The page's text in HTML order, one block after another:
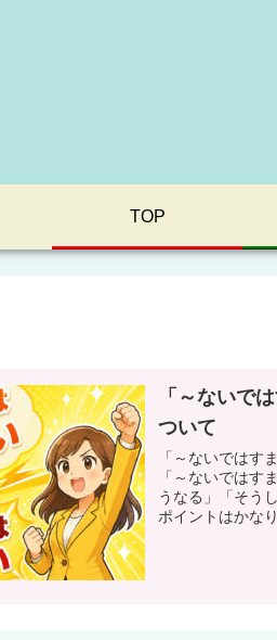
TOP
「～ないで
ついて
「～ないではす
「～ないではす
うなる」「そう
ポイントはかな